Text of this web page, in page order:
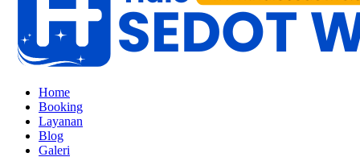
Home
Booking
Layanan
Blog
Galeri